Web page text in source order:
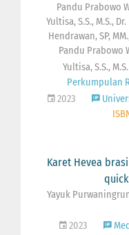
Pandu Prabowo
Yultisa, S.S., M.S.,
Hendrawan, SP,
Pandu Prabowo
Yultisa, S.S.,
Perkumpulan
2023
Karet Hevea
Yayuk
2023